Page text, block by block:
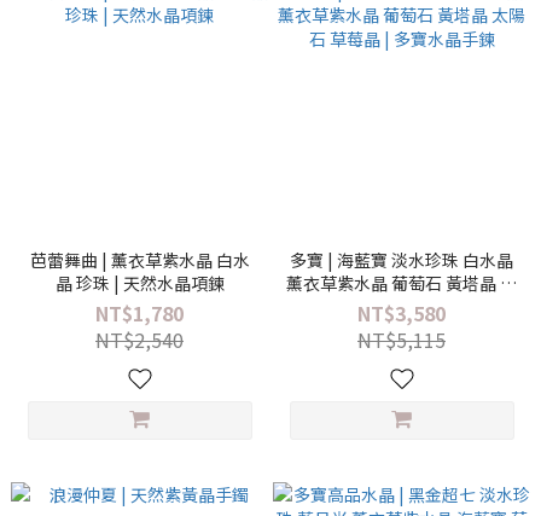
芭蕾舞曲 | 薰衣草紫水晶 白水
晶 珍珠 | 天然水晶項鍊
NT$1,780
NT$2,540
多寶 | 海藍寶 淡水珍珠 白水晶
薰衣草紫水晶 葡萄石 黃塔晶 太
陽石 草莓晶 | 多寶水晶手鍊
NT$3,580
NT$5,115